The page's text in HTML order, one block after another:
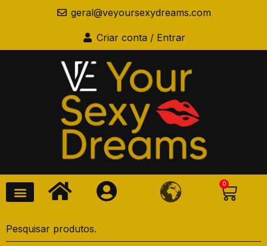
geral@veyoursexydreams.com
Criar conta / Entrar
0